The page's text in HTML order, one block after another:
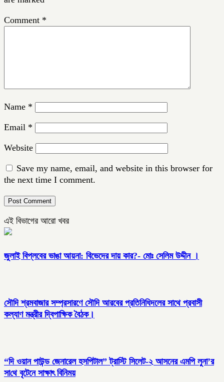
Comment *
Name *
Email *
Website
Save my name, email, and website in this browser for
the next time I comment.
এই বিভাগের আরো খবর
জুলাই বিপ্লবের ভাঙা আয়না: বিভেদের দায় কার?- মোঃ সেলিম উদ্দীন ।
সৌদি শ্রমবাজার সম্প্রসারণে সৌদি আরবের প্রতিনিধিদলের সাথে প্রবাসী
কল্যাণ মন্ত্রীর দ্বিপাক্ষিক বৈঠক।
“দি ওয়ান পাউন্ড জেনারেল হসপিটাল” ট্রাস্টি সিলেট-২ আসনের এমপি লুনা’র
সা‌থে বৃটেনে সাক্ষাৎ বিনিময়